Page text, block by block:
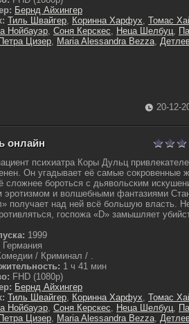
Бернд Айхингер
Тиль Швайгер, Коринна Харфух, Томас
Нойбауэр, Соня Керскес, Неца Шелбуц,
Петра Цизер, Maria Alessandra Bezza,
20-12-
онлайн
психиатра Коры Дульц
Он угадывает её самые сокровенные
сложнее бороться с дьявольским
и волшебными фантазиями
получает над ней всё большую власть.
госпожа «D» замышляет
1999
Германия
/ Криминал / .
1 ч 41 мин
FHD (1080p)
Бернд Айхингер
Тиль Швайгер, Коринна Харфух, Томас
Нойбауэр, Соня Керскес, Неца Шелбуц,
Петра Цизер, Maria Alessandra Bezza,